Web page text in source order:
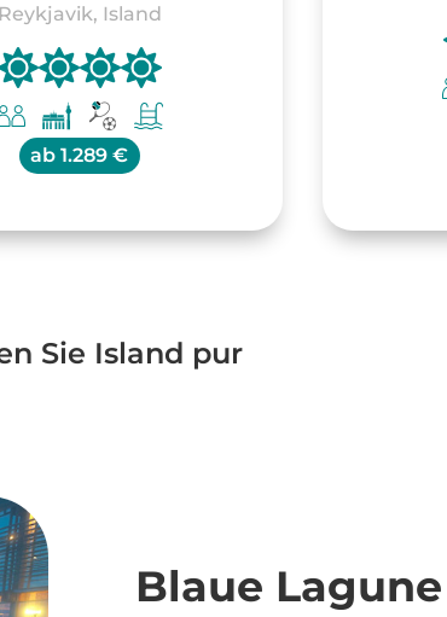
Reykjavik, Island
ab 1.289 €
Sie Island pur
Blaue Lagune